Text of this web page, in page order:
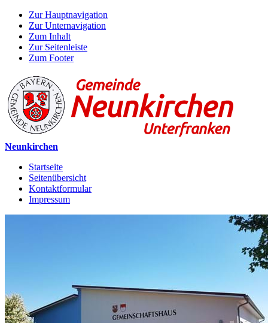
Zur Hauptnavigation
Zur Unternavigation
Zum Inhalt
Zur Seitenleiste
Zum Footer
Neunkirchen
Startseite
Seitenübersicht
Kontaktformular
Impressum